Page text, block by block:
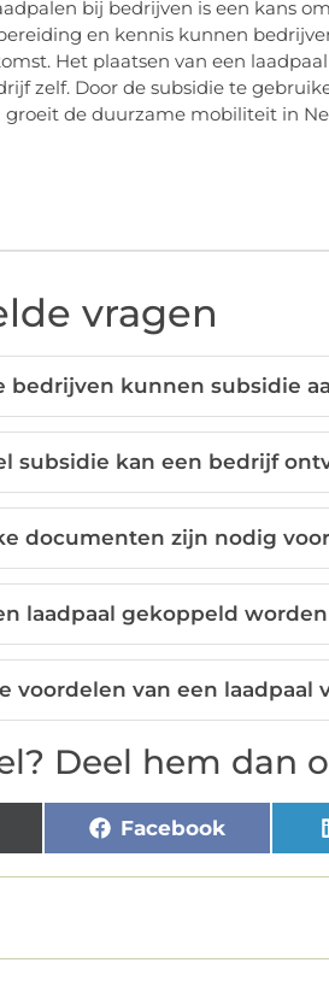
bij bedrijven is een kans
en kennis kunnen
Het plaatsen van een
zelf. Door de subsidie te
de duurzame mobiliteit in
vragen
bedrijven kunnen subsidie
subsidie kan een bedrijf
documenten zijn nodig
laadpaal gekoppeld
voordelen van een laadpaal
Deel hem dan
Facebook